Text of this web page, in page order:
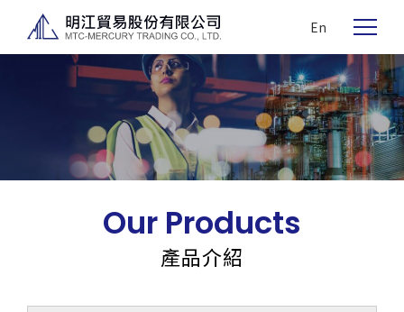
En
Our Products
產品介紹